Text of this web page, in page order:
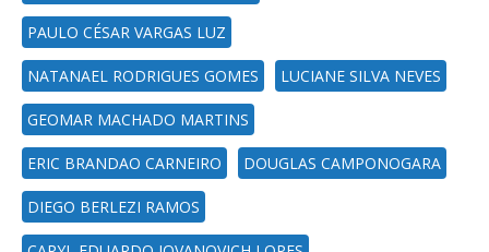
PAULO CÉSAR VARGAS LUZ
NATANAEL RODRIGUES GOMES LUCIANE SILVA NEVES
GEOMAR MACHADO MARTINS
ERIC BRANDAO CARNEIRO DOUGLAS CAMPONOGARA
DIEGO BERLEZI RAMOS